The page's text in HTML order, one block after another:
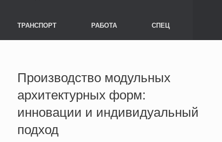
ТРАНСПОРТ РАБОТА СПЕЦ
Производство модульных
архитектурных форм:
инновации и индивидуальный
подход